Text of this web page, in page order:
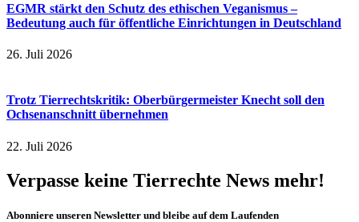
EGMR stärkt den Schutz des ethischen Veganismus –
Bedeutung auch für öffentliche Einrichtungen in Deutschland
26. Juli 2026
Trotz Tierrechtskritik: Oberbürgermeister Knecht soll den
Ochsenanschnitt übernehmen
22. Juli 2026
Verpasse keine Tierrechte News mehr!
Abonniere unseren Newsletter und bleibe auf dem Laufenden